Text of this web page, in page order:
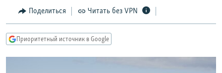
Вернутся
КУЛЬТУРА
КАВКАЗ.РЕАЛИИ
Поделиться Читать без VPN
Приоритетный источник в Google